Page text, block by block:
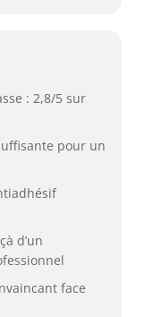
: 2,8/5 sur
pour un
d’un
face